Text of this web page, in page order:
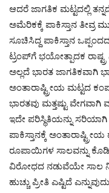
ಆದರೆ ಜಾಗತಿಕ ಮಟ್ಟದಲ್ಲಿ
ಅಮೆರಿಕಕ್ಕೆ ಪಾಕಿಸ್ತಾನ ತೀವ್ರ
ಸೂಚಿಸಿದ್ದ ಪಾಕಿಸ್ತಾನ
ಟ್ರಂಪ್‌ಗೆ ಭಯೋತ್ಪಾದಕ
ಅಲ್ಲದೆ ಭಾರತ ಜಾಗತಿಕವಾಗಿ
ಅಂತಾರಾಷ್ಟ್ರೀಯ ಮಟ್ಟದ
ಭಾರತವು ಮತ್ತಷ್ಟು
ಇದೇ ಪರಿಸ್ಥಿತಿಯನ್ನು ಸರಿಯಾಗಿ
ಪಾಕಿಸ್ತಾನಕ್ಕೆ
ರೂಪಾಯಿಗಳ ಸಾಲವನ್ನು
ವಿರೋಧದ ನಡುವೆಯೇ ಸಾಲ
ಹುಚ್ಚು ಪ್ರೀತಿ ಎಷ್ಟಿದೆ